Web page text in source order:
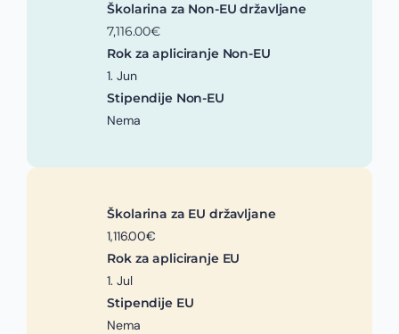
Školarina za Non-EU državljane
7,116.00€
Rok za apliciranje Non-EU
1. Jun
Stipendije Non-EU
Nema
Školarina za EU državljane
1,116.00€
Rok za apliciranje EU
1. Jul
Stipendije EU
Nema